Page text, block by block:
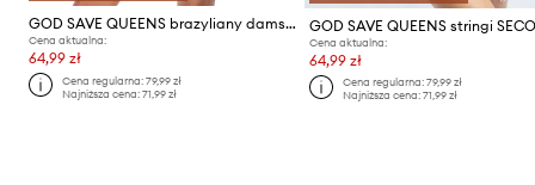
GOD SAVE QUEENS brazyliany damskie SECOND SKIN PANTY CHEEKY
Cena aktualna:
64,99 zł
Cena regularna:79,99 zł
Najniższa cena:71,99 zł
Cena aktualna:
64,99 zł
Cena regularna: 79,99 zł
Najniższa cena: 71,99 zł